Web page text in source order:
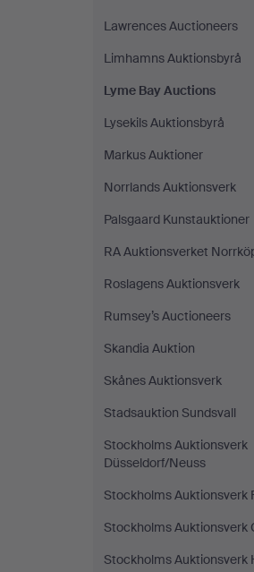
Lawrences Auctioneers
Limhamns Auktionsbyrå
Lyme Bay Auctions
Lysekils Auktionsbyrå
Markus Auktioner
Norrlands Auktionsverk
Palsgaard Kunstauktioner
RA Auktionsverket
Roslagens Auktionsverk
Rumsey’s Auctioneers
Skandia Auktion
Skånes Auktionsverk
Stadsauktion Sundsvall
Stockholms Auktionsverk
Düsseldorf/Neuss
Stockholms Auktionsverk
Stockholms Auktionsverk
Stockholms Auktionsverk